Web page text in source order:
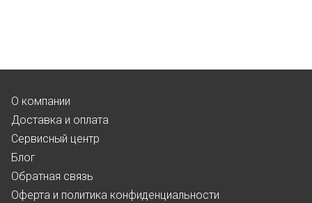
О компании
Доставка и оплата
Сервисный центр
Блог
Обратная связь
Оферта и политика конфиденциальности